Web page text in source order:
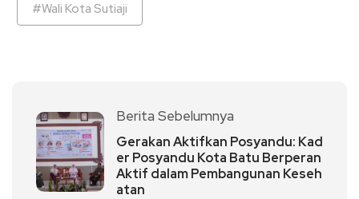
#Wali Kota Sutiaji
Berita Sebelumnya
Gerakan Aktifkan Posyandu: Kad
er Posyandu Kota Batu Berperan
Aktif dalam Pembangunan Keseh
atan